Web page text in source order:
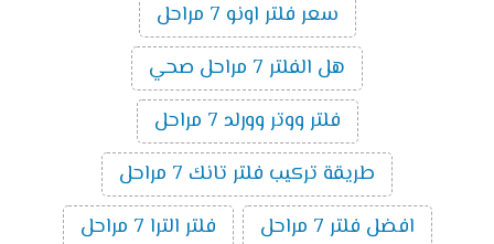
سعر فلتر اونو 7 مراحل
هل الفلتر 7 مراحل صحي
فلتر ووتر وورلد 7 مراحل
طريقة تركيب فلتر تانك 7 مراحل
افضل فلتر 7 مراحل
فلتر الترا 7 مراحل